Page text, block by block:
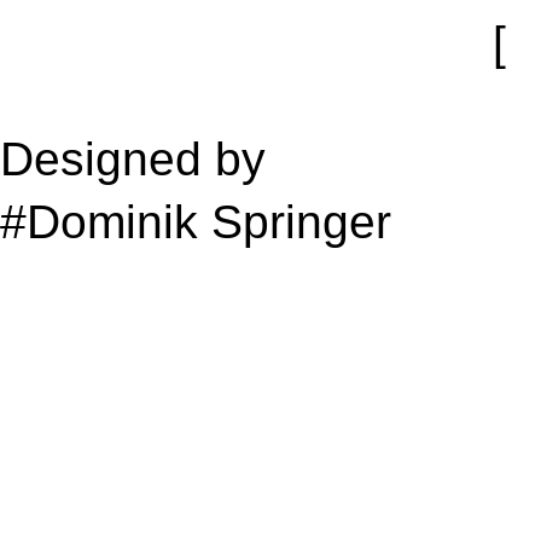
[
Designed by
#Dominik Springer